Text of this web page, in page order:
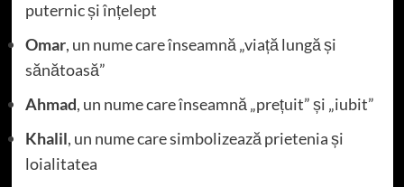
puternic și înțelept
Omar, un nume care înseamnă „viață lungă și
sănătoasă”
Ahmad, un nume care înseamnă „prețuit” și „iubit”
Khalil, un nume care simbolizează prietenia și
loialitatea